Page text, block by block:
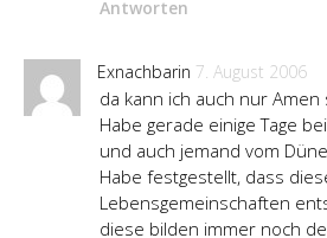
Antworten
Exnachbarin 7. August 2006
da kann ich auch nur Amen
Habe gerade einige Tage
und auch jemand vom
Habe festgestellt, dass
Lebensgemeinschaften
diese bilden immer noch